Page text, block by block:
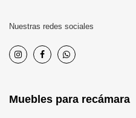
Nuestras redes sociales
Muebles para recámara